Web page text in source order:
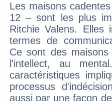
Les maisons
12 – sont les plus
Ritchie Valens. Elles
termes de
Ce sont des
l'intellect, au
caractéristiques
processus
aussi par une façon